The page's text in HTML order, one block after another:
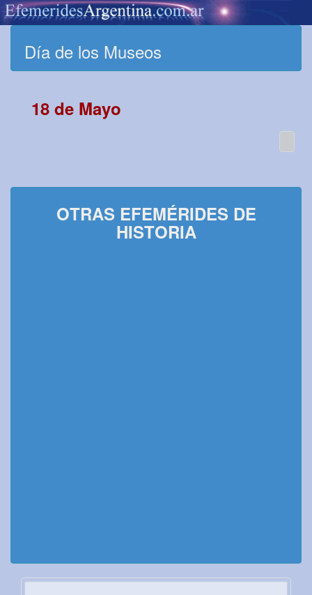
Día de los Museos
18 de Mayo
OTRAS EFEMÉRIDES DE
HISTORIA